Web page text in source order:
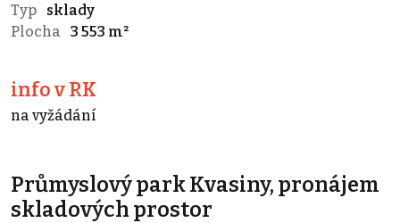
Typ
sklady
Plocha
3 553 m²
info v RK
na vyžádání
Průmyslový park Kvasiny, pronájem
skladových prostor